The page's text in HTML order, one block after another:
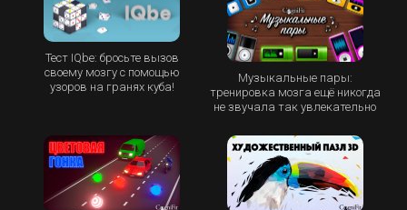
Тест IQbe: бросьте вызов
своему мозгу с помощью
узоров на гранях куба!
Музыкальные пары:
тренировка мозга ещё никогда
не звучала так увлекательно